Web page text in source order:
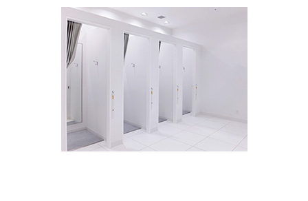
› お給料明細公開中!
› 家具家電付デザイナーズマンション完備
› お給料日払い 即日払いOK!
› 個人ロッカーキレイな更衣室完備